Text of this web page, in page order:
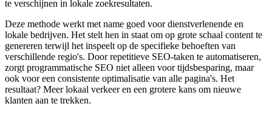
te verschijnen in lokale zoekresultaten.
Deze methode werkt met name goed voor dienstverlenende en
lokale bedrijven. Het stelt hen in staat om op grote schaal content te
genereren terwijl het inspeelt op de specifieke behoeften van
verschillende regio's. Door repetitieve SEO-taken te automatiseren,
zorgt programmatische SEO niet alleen voor tijdsbesparing, maar
ook voor een consistente optimalisatie van alle pagina's. Het
resultaat? Meer lokaal verkeer en een grotere kans om nieuwe
klanten aan te trekken.